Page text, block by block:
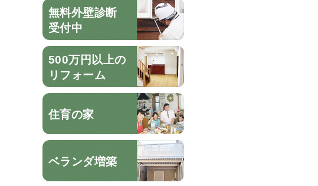
無料外壁診断
受付中
500万円以上の
リフォーム
住育の家
ベランダ増築